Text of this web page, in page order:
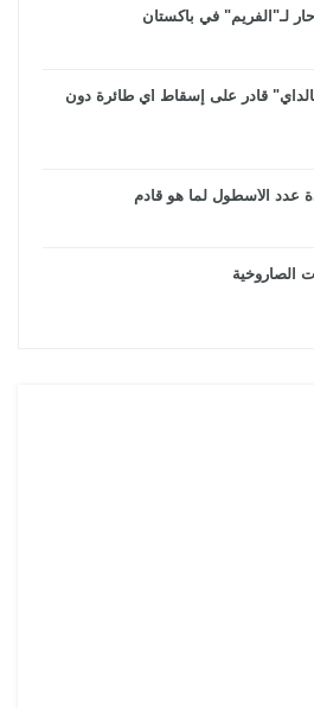
لـ"الفريم" في باكستان
قادر على إسقاط أي طائرة دون
عدد الأسطول لما هو قادم
الصاروخية